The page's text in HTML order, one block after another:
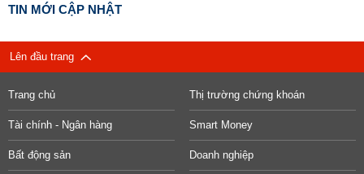
TIN MỚI CẬP NHẬT
Lên đầu trang
Trang chủ Thị trường chứng khoán
Tài chính - Ngân hàng Smart Money
Bất động sản Doanh nghiệp